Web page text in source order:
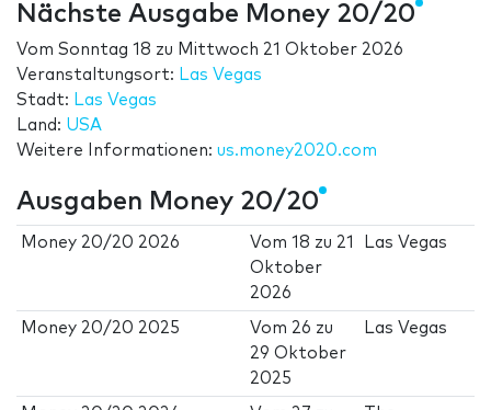
Nächste Ausgabe Money 20/20
Vom Sonntag 18 zu Mittwoch 21 Oktober 2026
Veranstaltungsort: Las Vegas
Stadt: Las Vegas
Land: USA
Weitere Informationen: us.money2020.com
Ausgaben Money 20/20
Money 20/20 2026 Vom18 zu 21
Oktober
2026
Las Vegas
Money 20/20 2025 Vom 26 zu
29 Oktober
2025
Las Vegas